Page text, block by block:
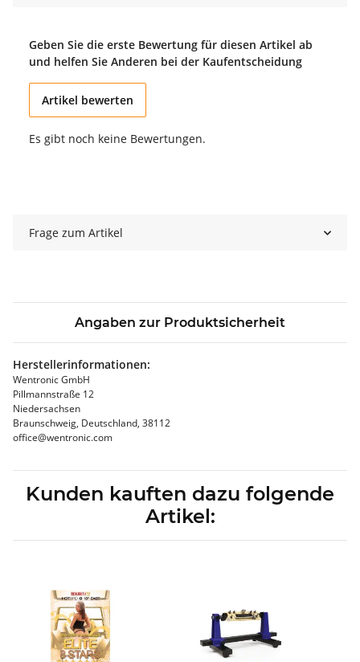
Geben Sie die erste Bewertung für diesen Artikel ab
und helfen Sie Anderen bei der Kaufentscheidung
Artikel bewerten
Es gibt noch keine Bewertungen.
Frage zum Artikel
Angaben zur Produktsicherheit
Herstellerinformationen:
Wentronic GmbH
Pillmannstraße 12
Niedersachsen
Braunschweig, Deutschland, 38112
office@wentronic.com
Kunden kauften dazu folgende
Artikel: